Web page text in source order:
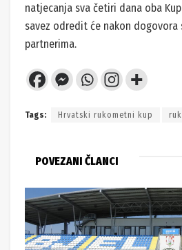
natjecanja sva četiri dana oba
savez odredit će nakon dogovora
partnerima.
Tags: Hrvatski rukometni kup
POVEZANI ČLANCI